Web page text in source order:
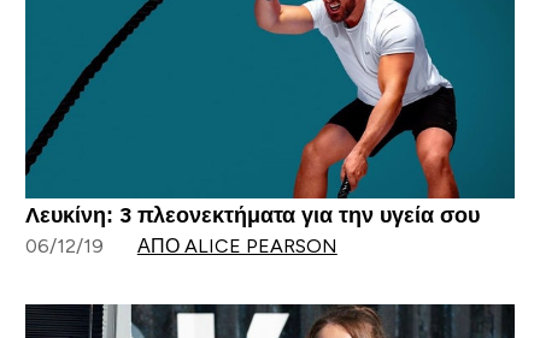
Λευκίνη: 3 πλεονεκτήματα για την υγεία σου
06/12/19 ΑΠΌ ALICE PEARSON